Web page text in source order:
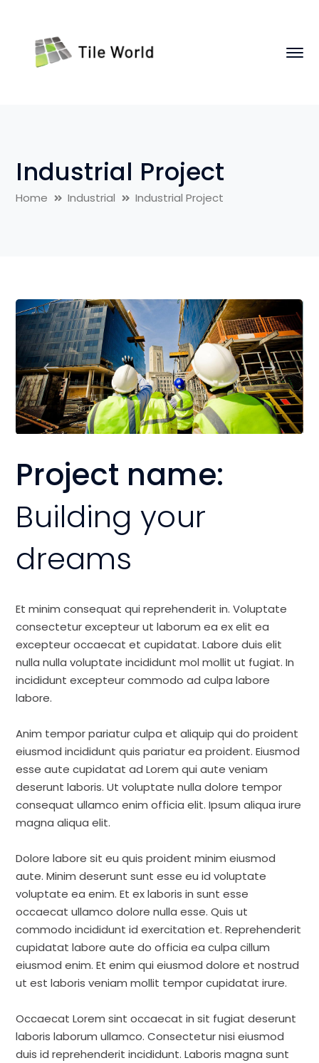
Industrial Project
Home Industrial Industrial Project
Project name:
Building your
dreams
Et minim consequat qui reprehenderit in. Voluptate
consectetur excepteur ut laborum ea ex elit ea
excepteur occaecat et cupidatat. Labore duis elit
nulla nulla voluptate incididunt mol mollit ut fugiat. In
incididunt excepteur commodo ad culpa labore
labore.
Anim tempor pariatur culpa et aliquip qui do proident
eiusmod incididunt quis pariatur ea proident. Eiusmod
esse aute cupidatat ad Lorem qui aute veniam
deserunt laboris. Ut voluptate nulla dolore tempor
consequat ullamco enim officia elit. Ipsum aliqua irure
magna aliqua elit.
Dolore labore sit eu quis proident minim eiusmod
aute. Minim deserunt sunt esse eu id voluptate
voluptate ea enim. Et ex laboris in sunt esse
occaecat ullamco dolore nulla esse. Quis ut
commodo incididunt id exercitation et. Reprehenderit
cupidatat labore aute do officia ea culpa cillum
eiusmod enim. Et enim qui eiusmod dolore et nostrud
ut est laboris veniam mollit tempor cupidatat irure.
Occaecat Lorem sint occaecat in sit fugiat deserunt
laboris laborum ullamco. Consectetur nisi eiusmod
duis id reprehenderit incididunt. Laboris magna sunt